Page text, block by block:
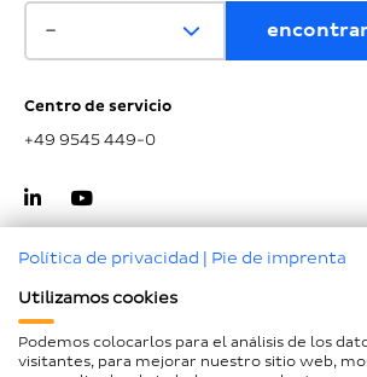
Centro de servicio
+49 9545 449-0
Política de privacidad | Pie de imprenta
Utilizamos cookies
Podemos colocarlos para el análisis de los
visitantes, para mejorar nuestro sitio web,